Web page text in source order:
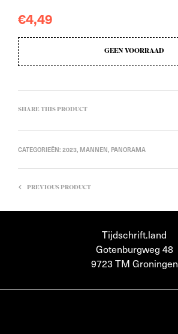
€4,49
GEEN VOORRAAD
SHARE THIS PRODUCT
CATEGORIEËN: 2023, MANNEN, PANORAMA
PREVIOUS PRODUCT
Tijdschrift.land
Gotenburgweg 48
9723 TM Groningen